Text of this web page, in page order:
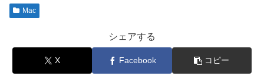
Mac
シェアする
X Facebook コピー